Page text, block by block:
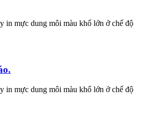
in mực dung môi màu khổ lớn ở chế độ
in mực dung môi màu khổ lớn ở chế độ